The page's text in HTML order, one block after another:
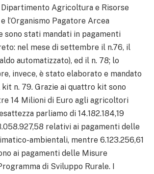
Dipartimento Agricoltura e Risorse
l’Organismo Pagatore Arcea
sono stati mandati in pagamenti
nel mese di settembre il n.76, il
automatizzato), ed il n. 78; lo
invece, è stato elaborato e mandato
n. 79. Grazie ai quattro kit sono
14 Milioni di Euro agli agricoltori
parliamo di 14.182.184,19
relativi ai pagamenti delle
ambientali, mentre 6.123.256,61
ai pagamenti delle Misure
di Sviluppo Rurale. I